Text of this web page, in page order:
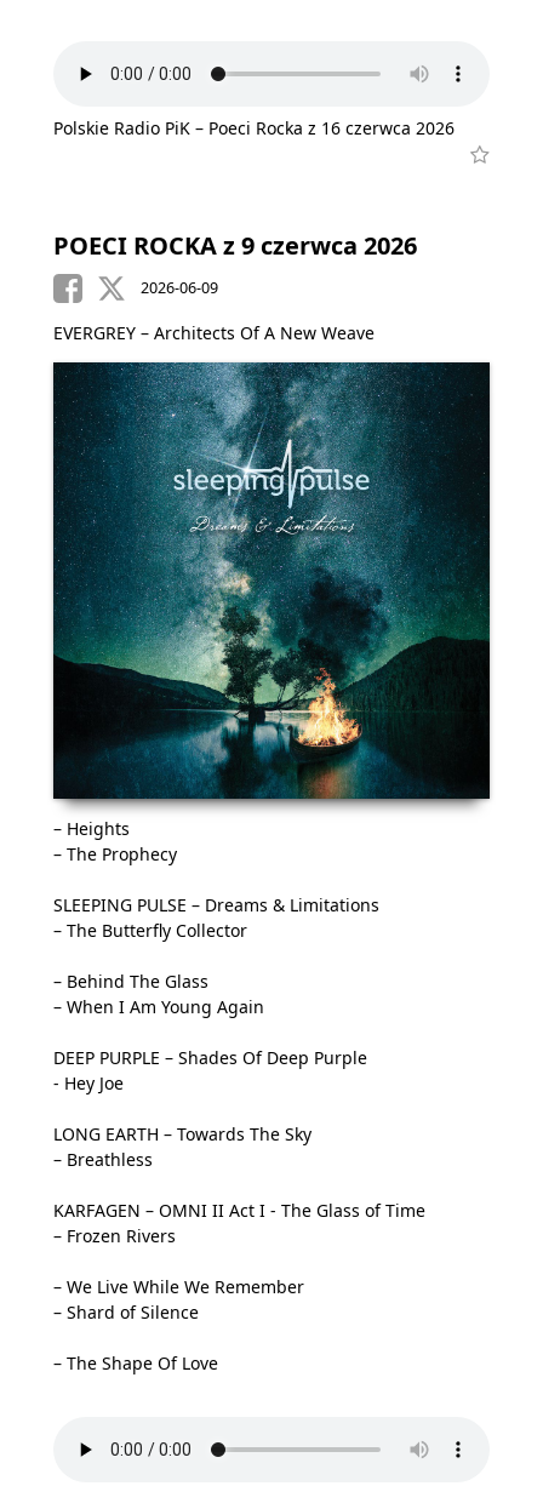
Polskie Radio PiK – Poeci Rocka z 16 czerwca 2026
POECI ROCKA z 9 czerwca 2026
2026-06-09
EVERGREY – Architects Of A New Weave
– Heights
– The Prophecy
SLEEPING PULSE – Dreams & Limitations
– The Butterfly Collector
– Behind The Glass
– When I Am Young Again
DEEP PURPLE – Shades Of Deep Purple
- Hey Joe
LONG EARTH – Towards The Sky
– Breathless
KARFAGEN – OMNI II Act I - The Glass of Time
– Frozen Rivers
– We Live While We Remember
– Shard of Silence
– The Shape Of Love